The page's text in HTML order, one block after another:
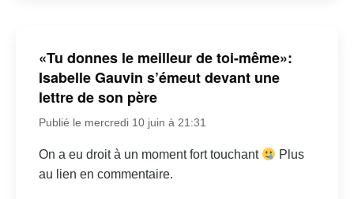
«Tu donnes le meilleur de toi-même»:
Isabelle Gauvin s’émeut devant une
lettre de son père
Publié le mercredi 10 juin à 21:31
On a eu droit à un moment fort touchant
Plus
au lien en commentaire.